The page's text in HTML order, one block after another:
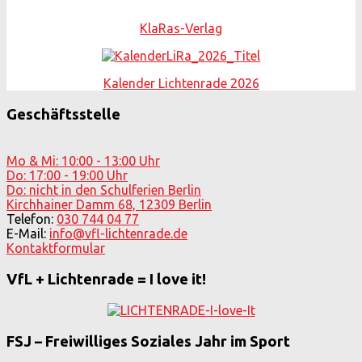
KlaRas-Verlag
Kalender Lichtenrade 2026
Geschäftsstelle
Mo & Mi: 10:00 - 13:00 Uhr
Do: 17:00 - 19:00 Uhr
Do: nicht in den Schulferien Berlin
Kirchhainer Damm 68, 12309 Berlin
Telefon: 030 744 04 77
E-Mail: info@vfl-lichtenrade.de
Kontaktformular
VfL + Lichtenrade = I love it!
FSJ – Freiwilliges Soziales Jahr im Sport